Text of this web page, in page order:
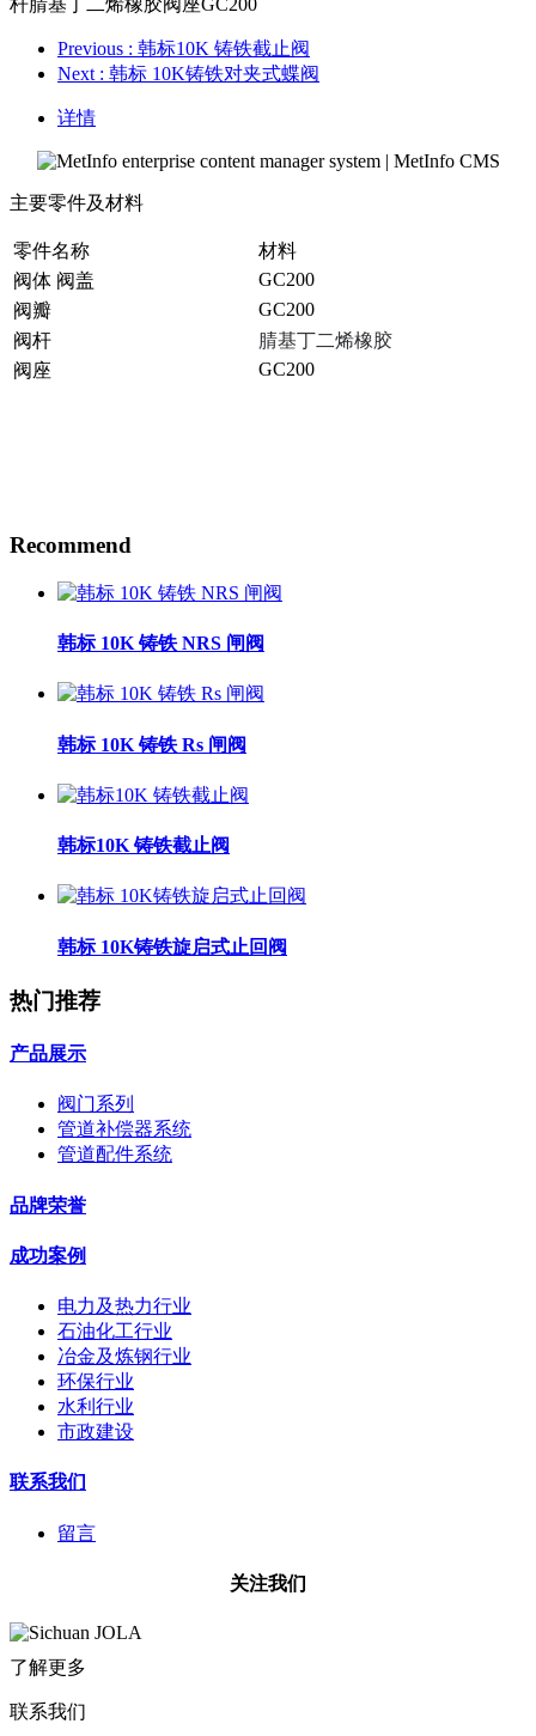
杆腈基丁二烯橡胶阀座GC200
Previous : 韩标10K 铸铁截止阀
Next : 韩标 10K铸铁对夹式蝶阀
详情
主要零件及材料
零件名称
材料
阀体 阀盖
GC200
阀瓣
GC200
阀杆
腈基丁二烯橡胶
阀座
GC200
Recommend
韩标 10K 铸铁 NRS 闸阀
韩标 10K 铸铁 Rs 闸阀
韩标10K 铸铁截止阀
韩标 10K铸铁旋启式止回阀
热门推荐
产品展示
阀门系列
管道补偿器系统
管道配件系统
品牌荣誉
成功案例
电力及热力行业
石油化工行业
冶金及炼钢行业
环保行业
水利行业
市政建设
联系我们
留言
关注我们
了解更多
联系我们